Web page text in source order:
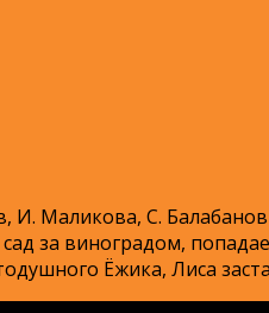
И. Маликова, С. Балабанов
за виноградом,
Ёжика, Лиса